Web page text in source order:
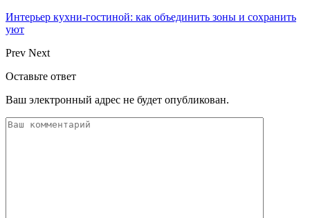
Интерьер кухни-гостиной: как объединить зоны и сохранить
уют
Prev Next
Оставьте ответ
Ваш электронный адрес не будет опубликован.